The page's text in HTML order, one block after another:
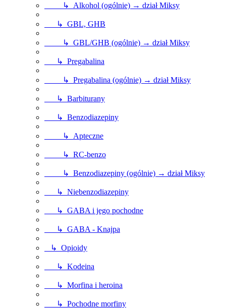
↳ Alkohol (ogólnie) → dział Miksy
↳ GBL, GHB
↳ GBL/GHB (ogólnie) → dział Miksy
↳ Pregabalina
↳ Pregabalina (ogólnie) → dział Miksy
↳ Barbiturany
↳ Benzodiazepiny
↳ Apteczne
↳ RC-benzo
↳ Benzodiazepiny (ogólnie) → dział Miksy
↳ Niebenzodiazepiny
↳ GABA i jego pochodne
↳ GABA - Knajpa
↳ Opioidy
↳ Kodeina
↳ Morfina i heroina
↳ Pochodne morfiny